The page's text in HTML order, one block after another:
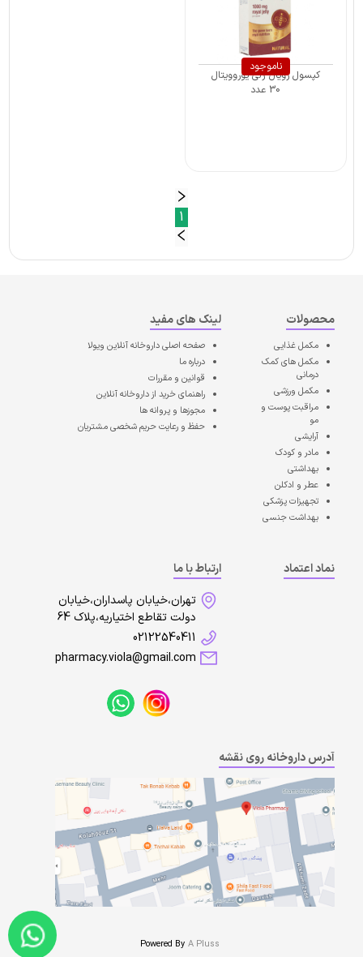
ناموجود
کپسول رویال ژلی یوروویتال
30 عدد
1
محصولات
مکمل غذایی
مکمل های کمک
درمانی
مکمل ورزشی
مراقبت پوست و
مو
آرایشی
مادر و کودک
بهداشتی
عطر و ادکلن
تجهیزات پزشکی
بهداشت جنسی
لینک های مفید
صفحه اصلیداروخانه آنلاین ویولا
درباره ما
قوانین و مقررات
راهنمای خرید از داروخانه آنلاین
مجوزها و پروانه ها
حفظ و رعایت حریم شخصی مشتریان
نماد اعتماد
ارتباط با ما
تهران،خیابان پاسداران،خیابان
دولت تقاطع اختیاریه،پلاک 64
02122540411
pharmacy.viola@gmail.com
آدرس داروخانه روی نقشه
A Pluss
Powered By